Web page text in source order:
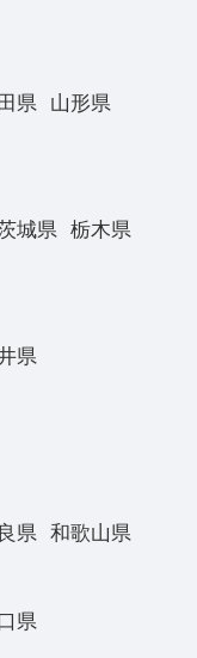
県
山形県
城県
栃木県
県
県 和歌山県
県